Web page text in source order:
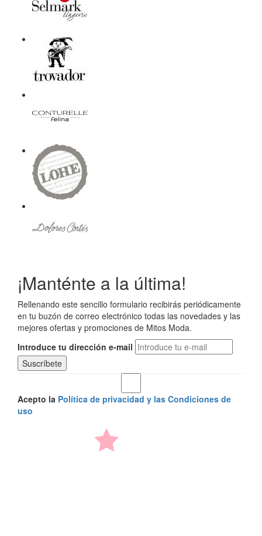
¡Manténte a la última!
Rellenando este sencillo formulario recibirás periódicamente
en tu buzón de correo electrónico todas las novedades y las
mejores ofertas y promociones de Mitos Moda.
Introduce tu dirección e-mail
Acepto la Política de privacidad y las Condiciones de
uso